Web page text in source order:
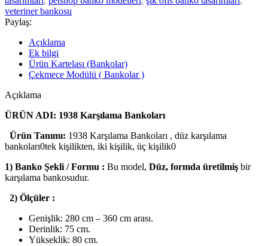
veteriner bankosu
Paylaş:
Açıklama
Ek bilgi
Ürün Kartelası (Bankolar)
Çekmece Modülü ( Bankolar )
Açıklama
ÜRÜN ADI: 1938 Karşılama Bankoları
Ürün Tanımı: 1938 Karşılama Bankoları , düz karşılama
bankoları0tek kişilikten, iki kişilik, üç kişilik0
1) Banko Şekli / Formu : Bu model, Düz, formda üretilmiş bir
karşılama bankosudur.
2) Ölçüler :
Genişlik: 280 cm – 360 cm arası.
Derinlik: 75 cm.
Yükseklik: 80 cm.